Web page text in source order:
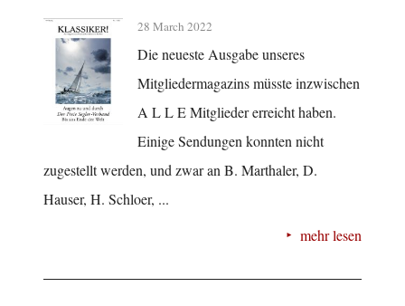
28 March 2022
Die neueste Ausgabe unseres
Mitgliedermagazins müsste inzwischen
A L L E Mitglieder erreicht haben.
Einige Sendungen konnten nicht
zugestellt werden, und zwar an B. Marthaler, D.
Hauser, H. Schloer, ...
mehr lesen